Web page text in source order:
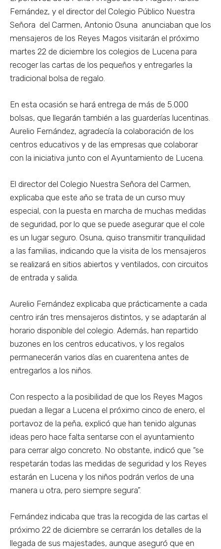
Fernández, y el director del Colegio Público Nuestra
Señora del Carmen, Antonio Osuna anunciaban que los
mensajeros de los Reyes Magos visitarán el próximo
martes 22 de diciembre los colegios de Lucena para
recoger las cartas de los pequeños y entregarles la
tradicional bolsa de regalo.
En esta ocasión se hará entrega de más de 5.000
bolsas, que llegarán también a las guarderías lucentinas.
Aurelio Fernández, agradecía la colaboración de los
centros educativos y de las empresas que colaborar
con la iniciativa junto con el Ayuntamiento de Lucena.
El director del Colegio Nuestra Señora del Carmen,
explicaba que este año se trata de un curso muy
especial, con la puesta en marcha de muchas medidas
de seguridad, por lo que se puede asegurar que el cole
es un lugar seguro. Osuna, quiso transmitir tranquilidad
a las familias, indicando que la visita de los mensajeros
se realizará en sitios abiertos y ventilados, con circuitos
de entrada y salida.
Aurelio Fernández explicaba que prácticamente a cada
centro irán tres mensajeros distintos, y se adaptarán al
horario disponible del colegio. Además, han repartido
buzones en los centros educativos, y los regalos
permanecerán varios días en cuarentena antes de
entregarlos a los niños.
Con respecto a la posibilidad de que los Reyes Magos
puedan a llegar a Lucena el próximo cinco de enero, el
portavoz de la peña, explicó que han tenido algunas
ideas pero hace falta sentarse con el ayuntamiento
para cerrar algo concreto. No obstante, indicó que “se
respetarán todas las medidas de seguridad y los Reyes
estarán en Lucena y los niños podrán verlos de una
manera u otra, pero siempre segura”.
Fernández indicaba que tras la recogida de las cartas el
próximo 22 de diciembre se cerrarán los detalles de la
llegada de sus majestades, aunque aseguró que en